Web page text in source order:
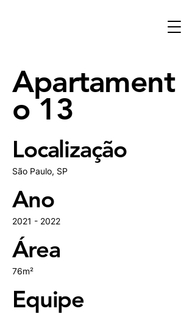
Apartament
o 13
Localização
São Paulo, SP
Ano
2021 - 2022
Área
76m²
Equipe